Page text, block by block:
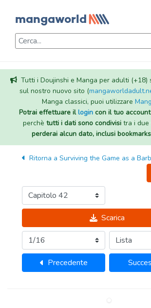
Tutti i Doujinshi e Manga per adulti
sul nostro nuovo sito (
Manga classici, puoi utilizzare
Potrai effettuare illogincon il tuo
perchè tutti i dati sono condivisi tra i due
perderai alcun dato, inclusi
Ritorna a Surviving the Game as a
Scarica
Precedente